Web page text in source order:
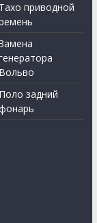
Тахо приводной
Вольво
Поло задний